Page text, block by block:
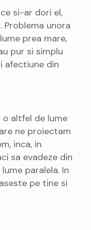
si-ar dori el,
Problema unora
prea mare,
pur si simplu
afectiune din
o altfel de lume
ne proiectam
inca, in
sa evadeze din
paralela. In
pe tine si